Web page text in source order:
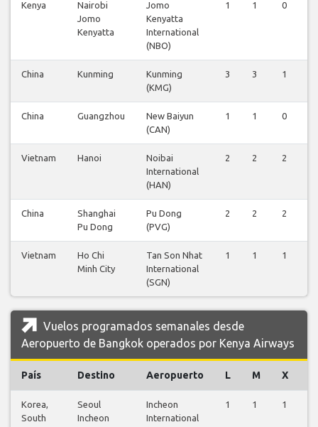
Kenya
Nairobi
Jomo
Kenyatta
Jomo
Kenyatta
International
(NBO)
1 1 0
China Kunming
Kunming
(KMG)
3 3 1
China Guangzhou
New Baiyun
(CAN)
1 1 0
Vietnam Hanoi
Noibai
International
(HAN)
2 2 2
China
Shanghai
Pu Dong
Pu Dong
(PVG)
2 2 2
Vietnam
Ho Chi
Minh City
Tan Son Nhat
International
(SGN)
1 1 1
Vuelos programados semanales desde
Aeropuerto de Bangkok operados por Kenya Airways
País Destino Aeropuerto L M X
Korea,
South
Seoul
Incheon
Incheon
International
1 1 1